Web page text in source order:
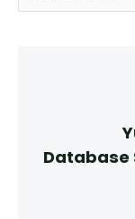
Database